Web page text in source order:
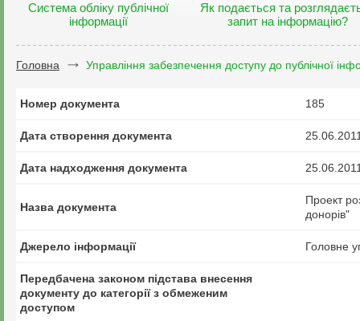
Система обліку публічної
інформації
Як подається та
запит на інформацію?
Головна Управління забезпечення доступу до публічної
Номер документа 185
Дата створення документа
Дата надходження документа
Назва документа
Проект
донорів"
Джерело інформації Головне
Передбачена законом підстава внесення
документу до категорії з обмеженим
доступом